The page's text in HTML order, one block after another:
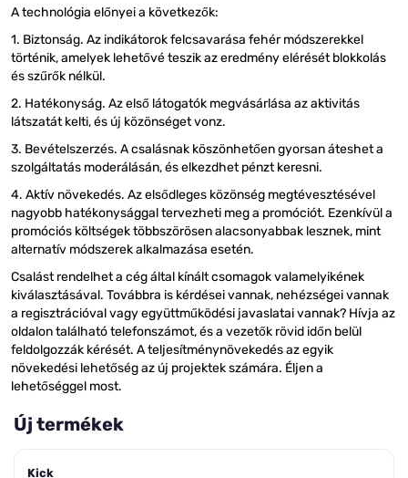
A technológia előnyei a következők:
1. Biztonság. Az indikátorok felcsavarása fehér módszerekkel
történik, amelyek lehetővé teszik az eredmény elérését blokkolás
és szűrők nélkül.
2. Hatékonyság. Az első látogatók megvásárlása az aktivitás
látszatát kelti, és új közönséget vonz.
3. Bevételszerzés. A csalásnak köszönhetően gyorsan áteshet a
szolgáltatás moderálásán, és elkezdhet pénzt keresni.
4. Aktív növekedés. Az elsődleges közönség megtévesztésével
nagyobb hatékonysággal tervezheti meg a promóciót. Ezenkívül a
promóciós költségek többszörösen alacsonyabbak lesznek, mint
alternatív módszerek alkalmazása esetén.
Csalást rendelhet a cég által kínált csomagok valamelyikének
kiválasztásával. Továbbra is kérdései vannak, nehézségei vannak
a regisztrációval vagy együttműködési javaslatai vannak? Hívja az
oldalon található telefonszámot, és a vezetők rövid időn belül
feldolgozzák kérését. A teljesítménynövekedés az egyik
növekedési lehetőség az új projektek számára. Éljen a
lehetőséggel most.
Új termékek
Kick